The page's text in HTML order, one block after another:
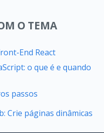
O TEMA
End React
o que é e quando
passos
Crie páginas dinâmicas